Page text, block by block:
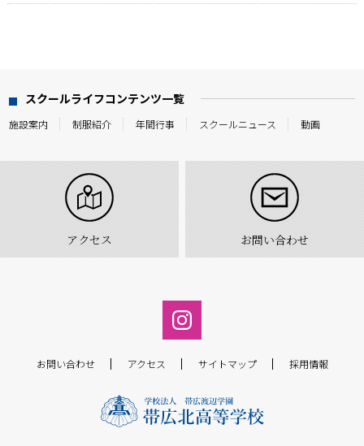
スクールライフコンテンツ一覧
施設案内 制服紹介 年間行事 スクールニュース 動画
アクセス お問い合わせ
お問い合わせ アクセス サイトマップ 採用情報